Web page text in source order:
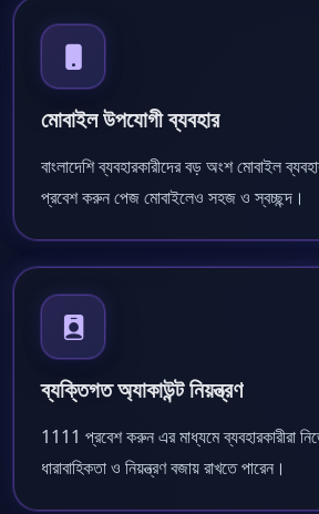
মোবাইল উপযোগী ব্যবহার
বাংলাদেশি ব্যবহারকারীদের বড় অংশ মোবাইল
প্রবেশ করুন পেজ মোবাইলেও সহজ ও স্বচ্ছন্দ।
ব্যক্তিগত অ্যাকাউন্ট নিয়ন্ত্রণ
1111 প্রবেশ করুন এর মাধ্যমে ব্যবহারকারীরা
ধারাবাহিকতা ও নিয়ন্ত্রণ বজায় রাখতে পারেন।